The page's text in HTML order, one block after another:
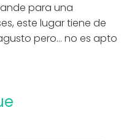
para una
este lugar tiene de
pero… no es apto